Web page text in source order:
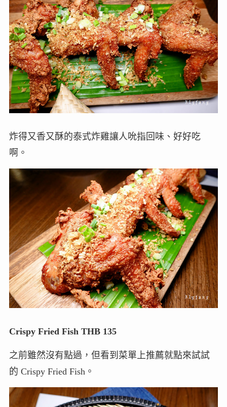
炸得又香又酥的泰式炸雞讓人吮指回味、好好吃
啊。
Crispy Fried Fish THB 135
之前雖然沒有點過，但看到菜單上推薦就點來試試
的 Crispy Fried Fish。